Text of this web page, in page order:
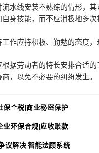
水线安装不熟练的情形，
身技能，而不应消极地多次
作应持积极、勤勉的态度，
据劳动者的特长安排合适
，以免不必要的纠纷发生。
保个税|商业秘密保护
业环保合规|应收账款
议解决 智能法顾系统